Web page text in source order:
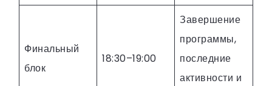
Финальный
блок
18:30–19:00
Завершение
программы,
последние
активности и